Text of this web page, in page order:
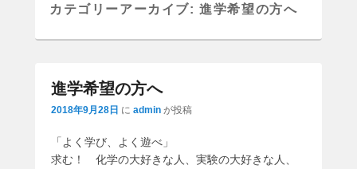
カテゴリーアーカイブ:進学希望の方へ
進学希望の方へ
2018年9月28日 に admin が投稿
「よく学び、よく遊べ」
求む！ 化学の大好きな人、実験の大好きな人、